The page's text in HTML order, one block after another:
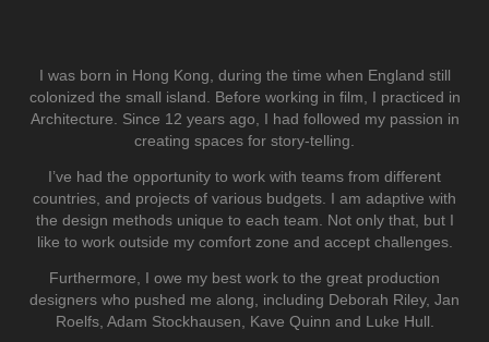
I was born in Hong Kong, during the time when England still
colonized the small island. Before working in film, I practiced in
Architecture. Since 12 years ago, I had followed my passion in
creating spaces for story-telling.
I’ve had the opportunity to work with teams from different
countries, and projects of various budgets. I am adaptive with
the design methods unique to each team. Not only that, but I
like to work outside my comfort zone and accept challenges.
Furthermore, I owe my best work to the great production
designers who pushed me along, including Deborah Riley, Jan
Roelfs, Adam Stockhausen, Kave Quinn and Luke Hull.